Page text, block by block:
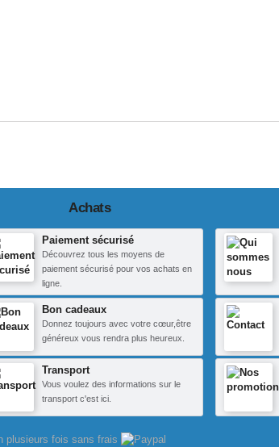
Achats
Paiement sécurisé
Découvrez tous les moyens de
paiement sécurisé pour vos achats en
ligne.
Bon cadeaux
Donnez toujours avec votre cœur,être
généreux vous rendra plus heureux.
Transport
Vous voulez des informations sur le
transport c'est ici.